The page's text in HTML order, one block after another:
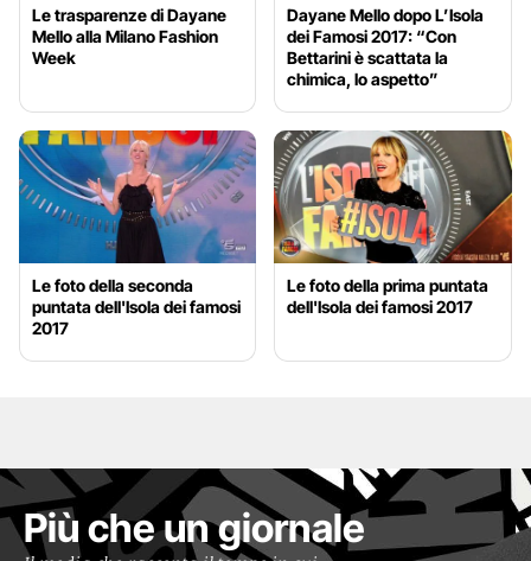
Le trasparenze di Dayane
Mello alla Milano Fashion
Week
Dayane Mello dopo L’Isola
dei Famosi 2017: “Con
Bettarini è scattata la
chimica, lo aspetto”
Le foto della seconda
puntata dell'Isola dei famosi
2017
Le foto della prima puntata
dell'Isola dei famosi 2017
Più che un giornale